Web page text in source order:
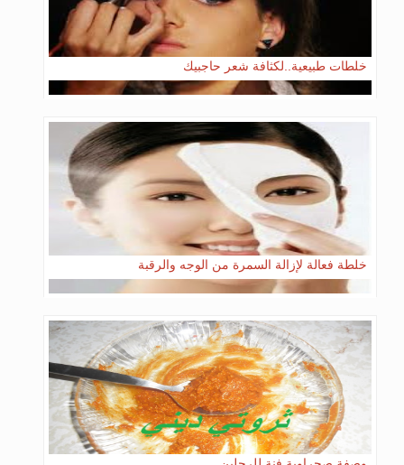
خلطات طبيعية..لكثافة شعر حاجبيك
خلطة فعالة لإزالة السمرة من الوجه والرقبة